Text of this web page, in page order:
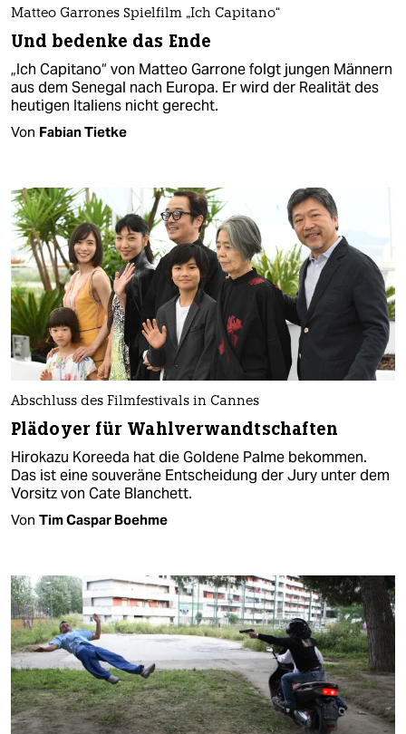
Matteo Garrones Spielfilm „Ich Capitano“
Und bedenke das Ende
„Ich Capitano“ von Matteo Garrone folgt jungen Männern
aus dem Senegal nach Europa. Er wird der Realität des
heutigen Italiens nicht gerecht.
Von Fabian Tietke
Abschluss des Filmfestivals in Cannes
Plädoyer für Wahlverwandtschaften
Hirokazu Koreeda hat die Goldene Palme bekommen.
Das ist eine souveräne Entscheidung der Jury unter dem
Vorsitz von Cate Blanchett.
Von Tim Caspar Boehme